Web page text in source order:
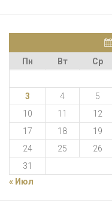
Пн
Вт Ср
3
4 5
10
11 12
17
18 19
24
25 26
31
« Июл